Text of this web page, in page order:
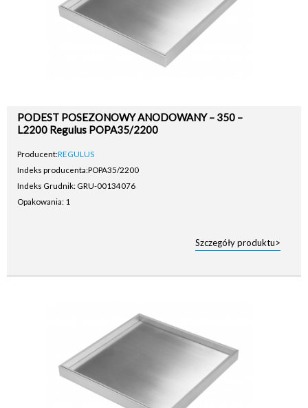
PODEST POSEZONOWY ANODOWANY – 350 –
L2200 Regulus POPA35/2200
Producent:REGULUS
Indeks producenta:POPA35/2200
Indeks Grudnik: GRU-00134076
Opakowania: 1
Szczegóły produktu>